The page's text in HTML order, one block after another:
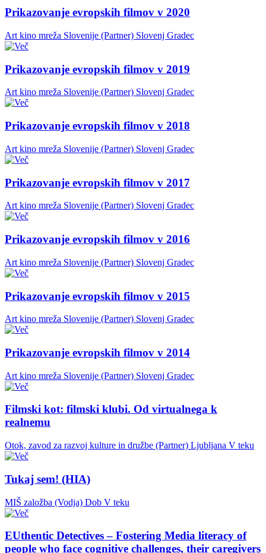
Prikazovanje evropskih filmov v 2020
Art kino mreža Slovenije (Partner) Slovenj Gradec
Prikazovanje evropskih filmov v 2019
Art kino mreža Slovenije (Partner) Slovenj Gradec
Prikazovanje evropskih filmov v 2018
Art kino mreža Slovenije (Partner) Slovenj Gradec
Prikazovanje evropskih filmov v 2017
Art kino mreža Slovenije (Partner) Slovenj Gradec
Prikazovanje evropskih filmov v 2016
Art kino mreža Slovenije (Partner) Slovenj Gradec
Prikazovanje evropskih filmov v 2015
Art kino mreža Slovenije (Partner) Slovenj Gradec
Prikazovanje evropskih filmov v 2014
Art kino mreža Slovenije (Partner) Slovenj Gradec
Filmski kot: filmski klubi. Od virtualnega k
realnemu
Otok, zavod za razvoj kulture in družbe (Partner) Ljubljana V teku
Tukaj sem! (HIA)
MIŠ založba (Vodja) Dob V teku
EUthentic Detectives – Fostering Media literacy of
people who face cognitive challenges, their caregivers